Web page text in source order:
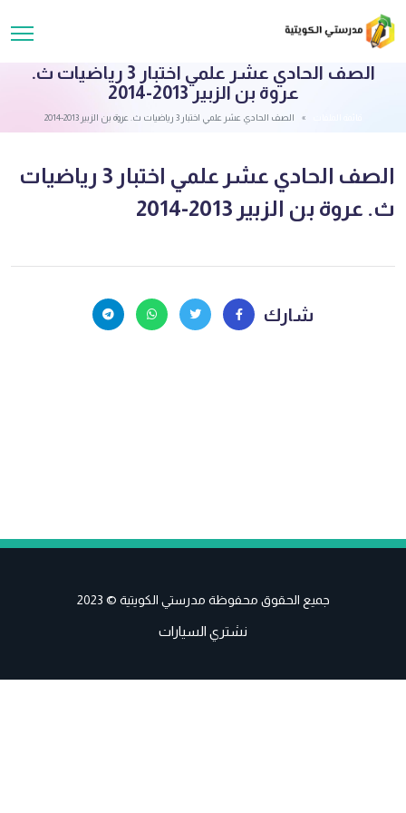
الصف الحادي عشر علمي اختبار 3 رياضيات ث.
عروة بن الزبير 2013-2014
الصف الحادي عشر علمي اختبار 3 رياضيات ث. عروة بن الزبير 2013-2014
الصف الحادي عشر علمي اختبار 3 رياضيات
ث. عروة بن الزبير 2013-2014
شارك
جميع الحقوق محفوظة مدرستي الكويتية © 2023
نشتري السيارات